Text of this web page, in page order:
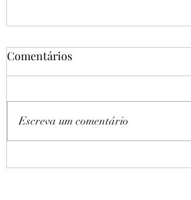
Comentários
Escreva um comentário